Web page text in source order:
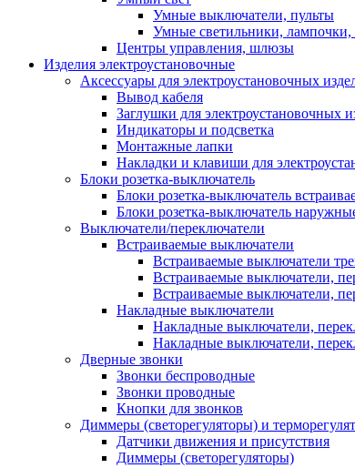
Умные выключатели, пульты
Умные светильники, лампочки,
Центры управления, шлюзы
Изделия электроустановочные
Аксессуары для электроустановочных
Вывод кабеля
Заглушки для электроустановочных
Индикаторы и подсветка
Монтажные лапки
Накладки и клавиши для
Блоки розетка-выключатель
Блоки розетка-выключатель
Блоки розетка-выключатель
Выключатели/переключатели
Встраиваемые выключатели
Встраиваемые выключатели
Встраиваемые выключатели,
Встраиваемые выключатели,
Накладные выключатели
Накладные выключатели,
Накладные выключатели,
Дверные звонки
Звонки беспроводные
Звонки проводные
Кнопки для звонков
Диммеры (светорегуляторы) и
Датчики движения и присутствия
Диммеры (светорегуляторы)